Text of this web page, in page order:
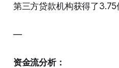
第三方贷款机构获得了3.75
—
资金流分析：